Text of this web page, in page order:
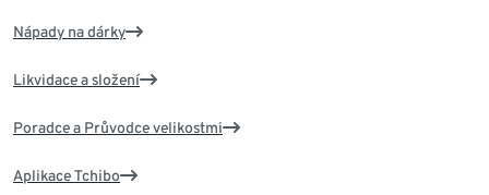
Nápady na dárky
Likvidace a složení
Poradce a Průvodce velikostmi
Aplikace Tchibo